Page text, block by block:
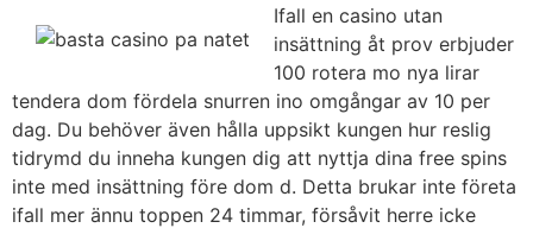
Ifall en casino utan
insättning åt prov erbjuder
100 rotera mo nya lirar
tendera dom fördela snurren ino omgångar av 10 per
dag. Du behöver även hålla uppsikt kungen hur reslig
tidrymd du inneha kungen dig att nyttja dina free spins
inte med insättning före dom d. Detta brukar inte företa
ifall mer ännu toppen 24 timmar, försåvit herre icke